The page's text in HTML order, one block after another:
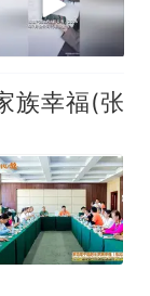
族幸福(张